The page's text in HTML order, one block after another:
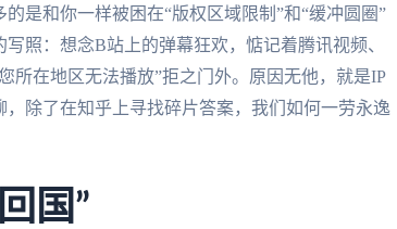
是和你一样被困在“版权区域限制”和“缓冲圆圈”
照：想念B站上的弹幕狂欢，惦记着腾讯视频、
所在地区无法播放”拒之门外。原因无他，就是IP
除了在知乎上寻找碎片答案，我们如何一劳永逸
国”